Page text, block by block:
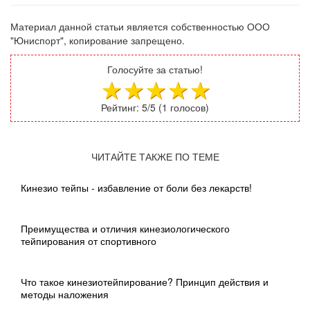
Материал данной статьи является собственностью ООО
"Юниспорт", копирование запрещено.
Голосуйте за статью!
Рейтинг: 5/5 (1 голосов)
ЧИТАЙТЕ ТАКЖЕ ПО ТЕМЕ
Кинезио тейпы - избавление от боли без лекарств!
Преимущества и отличия кинезиологического
тейпирования от спортивного
Что такое кинезиотейпирование? Принцип действия и
методы наложения